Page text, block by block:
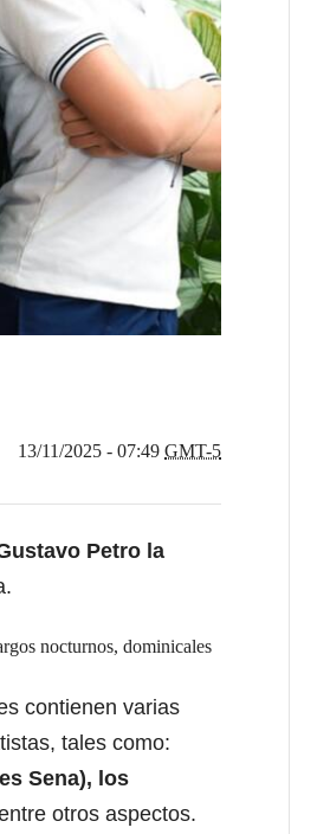
13/11/2025 - 07:49 GMT-5
Petro la
nocturnos, dominicales
contienen varias
tales como:
Sena), los
otros aspectos.